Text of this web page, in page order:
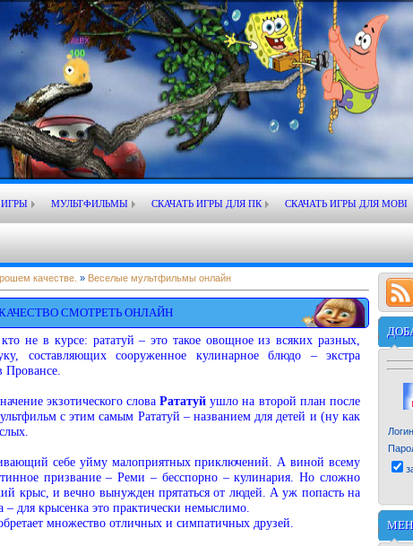
МУЛЬТФИЛЬМЫ СКАЧАТЬ ИГРЫ ДЛЯ ПК СКАЧАТЬ ИГРЫ ДЛЯ MOBI
качестве. » Веселые мультфильмы онлайн
СМОТРЕТЬ ОНЛАЙН
не в курсе: рататуй – это такое овощное из всяких разных,
составляющих сооруженное кулинарное блюдо – экстра
Провансе.
экзотического словаРататуй ушло на второй план после
с этим самым Рататуй – названием для детей и (ну как
себе уйму малоприятных приключений. А виной всему
призвание – Реми – бесспорно – кулинария. Но сложно
крыс, и вечно вынужден прятаться от людей. А уж попасть на
– для крысенка это практически немыслимо.
множество отличных и симпатичных друзей.